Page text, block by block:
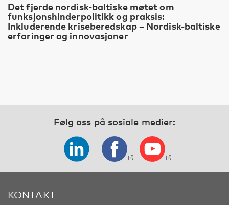
Det fjerde nordisk-baltiske møtet om
funksjonshinderpolitikk og praksis:
Inkluderende kriseberedskap – Nordisk-baltiske
erfaringer og innovasjoner
Følg oss på sosiale medier:
KONTAKT